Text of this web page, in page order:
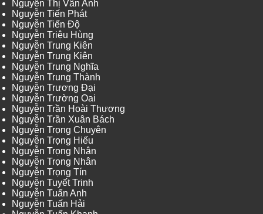
Nguyễn Thị Vân Anh
Nguyễn Tiến Phát
Nguyễn Tiến Độ
Nguyễn Triệu Hùng
Nguyễn Trung Kiên
Nguyễn Trung Kiên
Nguyễn Trung Nghĩa
Nguyễn Trung Thành
Nguyễn Trương Đại
Nguyễn Trường Oai
Nguyễn Trần Hoài Thương
Nguyễn Trần Xuân Bách
Nguyễn Trọng Chuyên
Nguyễn Trọng Hiếu
Nguyễn Trọng Nhân
Nguyễn Trọng Nhân
Nguyễn Trọng Tín
Nguyễn Tuyết Trinh
Nguyễn Tuấn Anh
Nguyễn Tuấn Hải